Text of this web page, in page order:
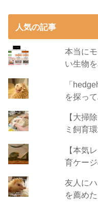
人気の記事
本当に
い生物
「
を探っ
【大掃
ミ飼育
【本気
育ケー
友人に
を薦め